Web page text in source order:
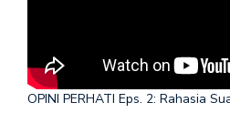
OPINI PERHATI Eps. 2: Rahasia